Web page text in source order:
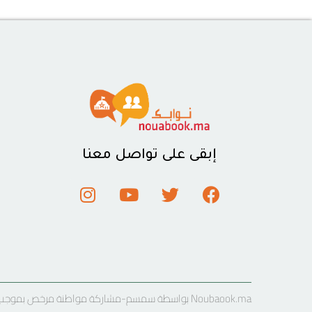
إبقى على تواصل معنا
Noubaook.ma بواسطة سمسم-مشاركة مواطنة مرخص بموجب رخصة المشاع الإبداعي نسب المصنف 4.0 دولي .